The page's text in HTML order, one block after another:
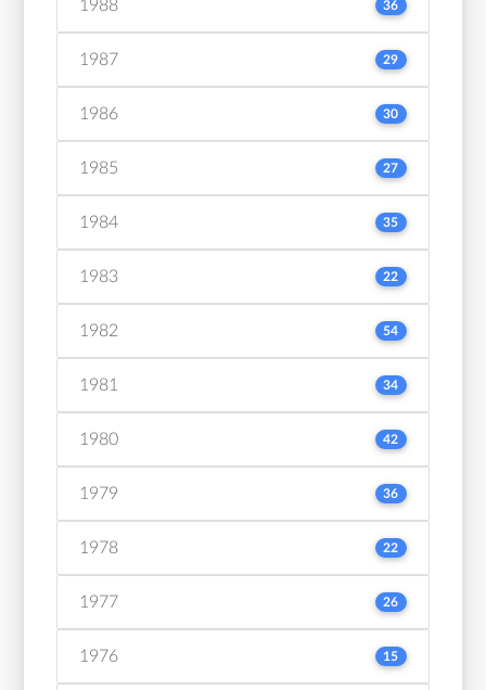
1988 36
1987 29
1986 30
1985 27
1984 35
1983 22
1982 54
1981 34
1980 42
1979 36
1978 22
1977 26
1976 15